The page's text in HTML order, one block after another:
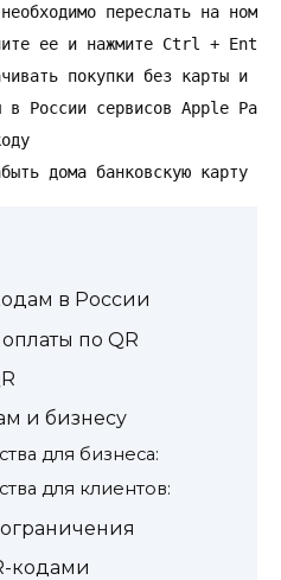
переслать на
ее и нажмите Ctrl +
покупки без карты и
в России сервисов Apple
дома банковскую карту
в России
по QR
и бизнесу
для бизнеса:
для клиентов:
кодами